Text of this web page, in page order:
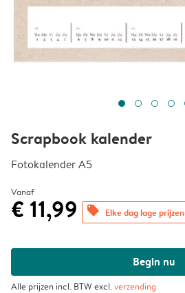
Scrapbook kalender
Fotokalender A5
Vanaf
€ 11,99 offers Elke dag lage prijzen
Begin nu
Alle prijzen incl. BTW excl.verzending